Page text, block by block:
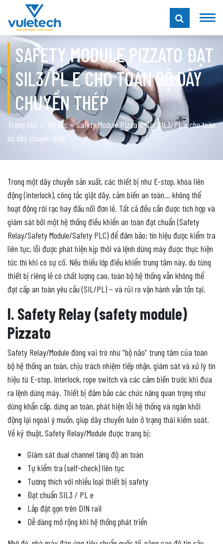
SAFETY MODULE PIZZATO ĐẠT
SIL3/PL E CHO TOÀN BỘ DÂY
CHUYỀN THÉP
Trang chủ » Tin tức»Safety Module Pizzato đạt SIL3/PL e cho toàn
bộ dây chuyền thép
Trong một dây chuyền sản xuất, các thiết bị như E-stop, khóa liên
động (interlock), công tắc giật dây, cảm biến an toàn… không thể
hoạt động rời rạc hay đấu nối đơn lẻ. Tất cả đều cần được tích hợp và
giám sát bởi một hệ thống điều khiển an toàn đạt chuẩn (Safety
Relay/Safety Module/Safety PLC) để đảm bảo: tín hiệu được kiểm tra
liên tục, lỗi được phát hiện kịp thời và lệnh dừng máy được thực hiện
tức thì khi có sự cố. Nếu thiếu lớp điều khiển trung tâm này, dù từng
thiết bị riêng lẻ có chất lượng cao, toàn bộ hệ thống vẫn không thể
đạt cấp an toàn yêu cầu (SIL/PL) – và rủi ro vận hành vẫn tồn tại.
I. Safety Relay (safety module)
Pizzato
Safety Relay/Module đóng vai trò như “bộ não” trung tâm của toàn
bộ hệ thống an toàn, chịu trách nhiệm tiếp nhận, giám sát và xử lý tín
hiệu từ E-stop, interlock, rope switch và các cảm biến trước khi đưa
ra lệnh dừng máy. Thiết bị đảm bảo các chức năng quan trọng như
dừng khẩn cấp, dừng an toàn, phát hiện lỗi hệ thống và ngăn khởi
động lại ngoài ý muốn, giúp dây chuyền luôn ở trạng thái kiểm soát.
Về kỹ thuật, Safety Relay/Module được trang bị:
Giám sát dual channel tăng độ an toàn
Tự kiểm tra (self-check) liên tục
Tương thích với nhiều loại thiết bị safety
Đạt chuẩn SIL3 / PL e
Lắp đặt gọn trên DIN rail
Dễ dàng mở rộng khi hệ thống phát triển